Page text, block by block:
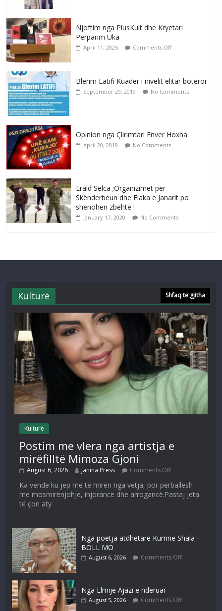
Njoftim nga PlusKult dhe Kryetari
Përparim Uka
April 11, 2025 Comments Off
Blerim Latifi Kuader i nivelit elitar botëror
September 29, 2019 No Comments
Opinion nga Çlirimtari Enver Hoxha
April 20, 2019 No Comments
Erald Selca ;Organizimet për
Skënderbeun dhe Flaka e Janarit po
shënohen zbehtë !
January 17, 2020 No Comments
Kulturë Shfaq të gjitha
Kulturë
Postim me vlera nga artistja e
mirëfilltë Mimoza Gjoni
August 6, 2026 Janina Press Comments Off
Ka vende ku jep më të mirën nga vetja, por përballesh
me mosmirënjohje, injorancë dhe arrogancë.Pastaj jeta
të çon aty
Nga poetja atdhetare Kumrie Shala -
BOLL MO
August 6, 2026 Comments Off
Nga Elmije Ajazi e nderuar
August 5, 2026 Comments Off